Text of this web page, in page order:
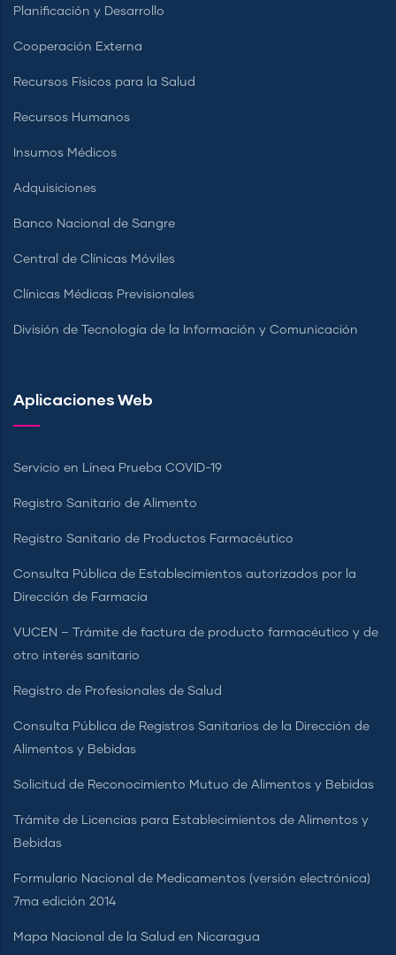
Planificación y Desarrollo
Cooperación Externa
Recursos Físicos para la Salud
Recursos Humanos
Insumos Médicos
Adquisiciones
Banco Nacional de Sangre
Central de Clínicas Móviles
Clínicas Médicas Previsionales
División de Tecnología de la Información y Comunicación
Aplicaciones Web
Servicio en Línea Prueba COVID-19
Registro Sanitario de Alimento
Registro Sanitario de Productos Farmacéutico
Consulta Pública de Establecimientos autorizados por la
Dirección de Farmacia
VUCEN – Trámite de factura de producto farmacéutico y de
otro interés sanitario
Registro de Profesionales de Salud
Consulta Pública de Registros Sanitarios de la Dirección de
Alimentos y Bebidas
Solicitud de Reconocimiento Mutuo de Alimentos y Bebidas
Trámite de Licencias para Establecimientos de Alimentos y
Bebidas
Formulario Nacional de Medicamentos (versión electrónica)
7ma edición 2014
Mapa Nacional de la Salud en Nicaragua